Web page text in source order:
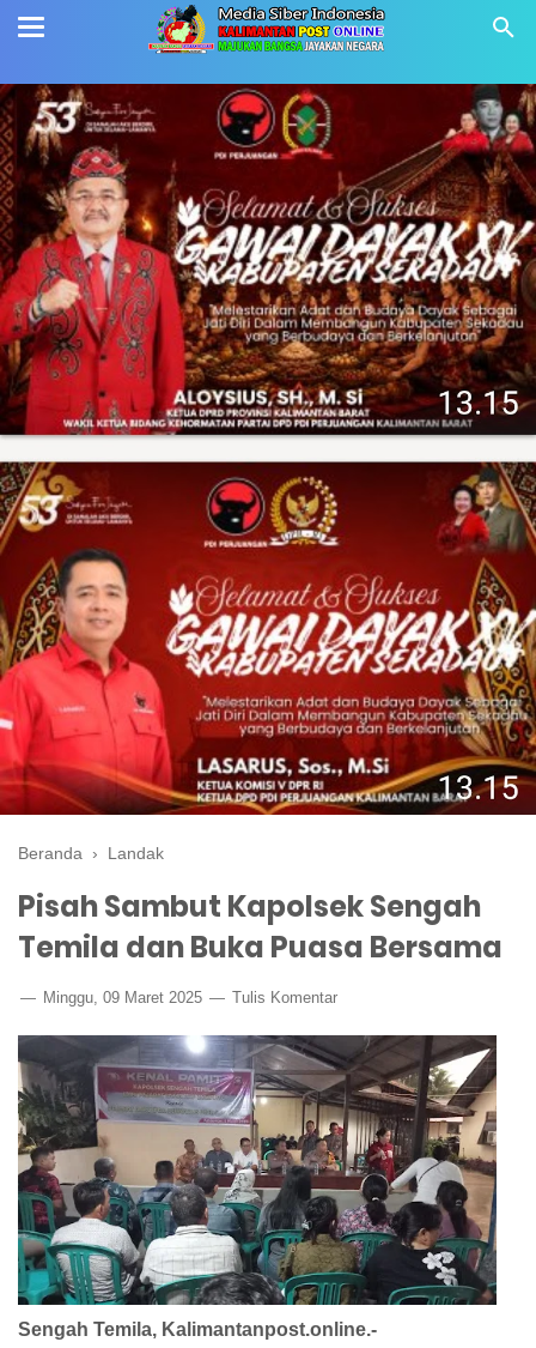
Beranda › Landak
Pisah Sambut Kapolsek Sengah
Temila dan Buka Puasa Bersama
Minggu, 09 Maret 2025 Tulis Komentar
Sengah Temila, Kalimantanpost.online.-